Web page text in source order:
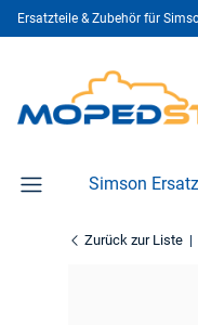
Ersatzteile & Zubehör für
Simson
Zurück zur Liste